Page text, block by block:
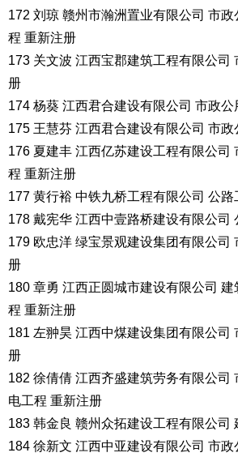
172 刘琼 赣州市瀚洲置业有限公司 市
程 重新注册
173 关文波 江西宝郡建筑工程有限公司
册
174 杨葵 江西君合建设有限公司 市政
175 王慧芬 江西君合建设有限公司 市
176 夏建丰 江西亿苏建设工程有限公司
程 重新注册
177 黄行裕 中铁九桥工程有限公司 公
178 戴宪华 江西中壹路桥建设有限公司
179 欧忠洋 绿宝景观建设集团有限公司
册
180 章勇 江西正圆城市建设有限公司
程 重新注册
181 左翀昊 江西中煤建设集团有限公司
册
182 徐倩倩 江西齐盛建筑劳务有限公司
电工程 重新注册
183 韩金良 赣州众拓建设工程有限公司
184 徐新文 江西中亚建设有限公司 市政